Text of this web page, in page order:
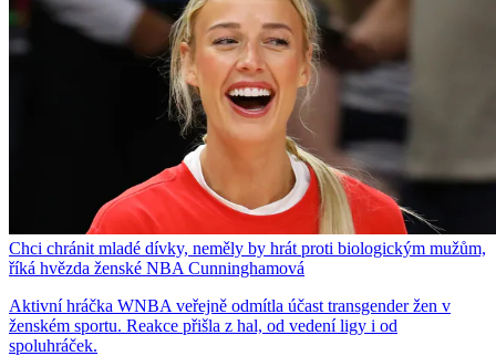
Chci chránit mladé dívky, neměly by hrát proti biologickým mužům,
říká hvězda ženské NBA Cunninghamová
Aktivní hráčka WNBA veřejně odmítla účast transgender žen v
ženském sportu. Reakce přišla z hal, od vedení ligy i od
spoluhráček.